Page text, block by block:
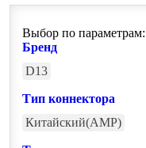
Выбор по параметрам:
Бренд
D13
Тип коннектора
Китайский(AMP)